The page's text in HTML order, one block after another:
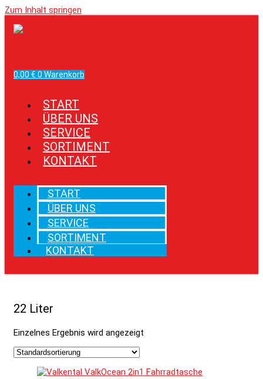
Zum Inhalt springen
0,00 € 0 Warenkorb
START
ÜBER UNS
SERVICE
SORTIMENT
KONTAKT
START
ÜBER UNS
SERVICE
SORTIMENT
KONTAKT
22 Liter
Einzelnes Ergebnis wird angezeigt